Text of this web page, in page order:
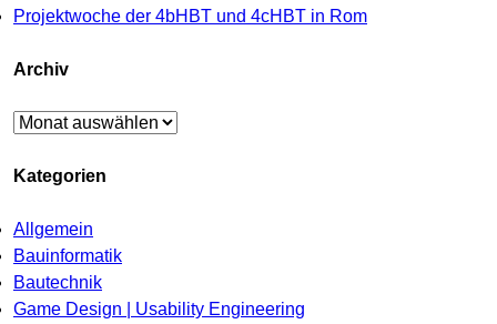
Projektwoche der 4bHBT und 4cHBT in Rom
Archiv
Archiv
Kategorien
Allgemein
Bauinformatik
Bautechnik
Game Design | Usability Engineering